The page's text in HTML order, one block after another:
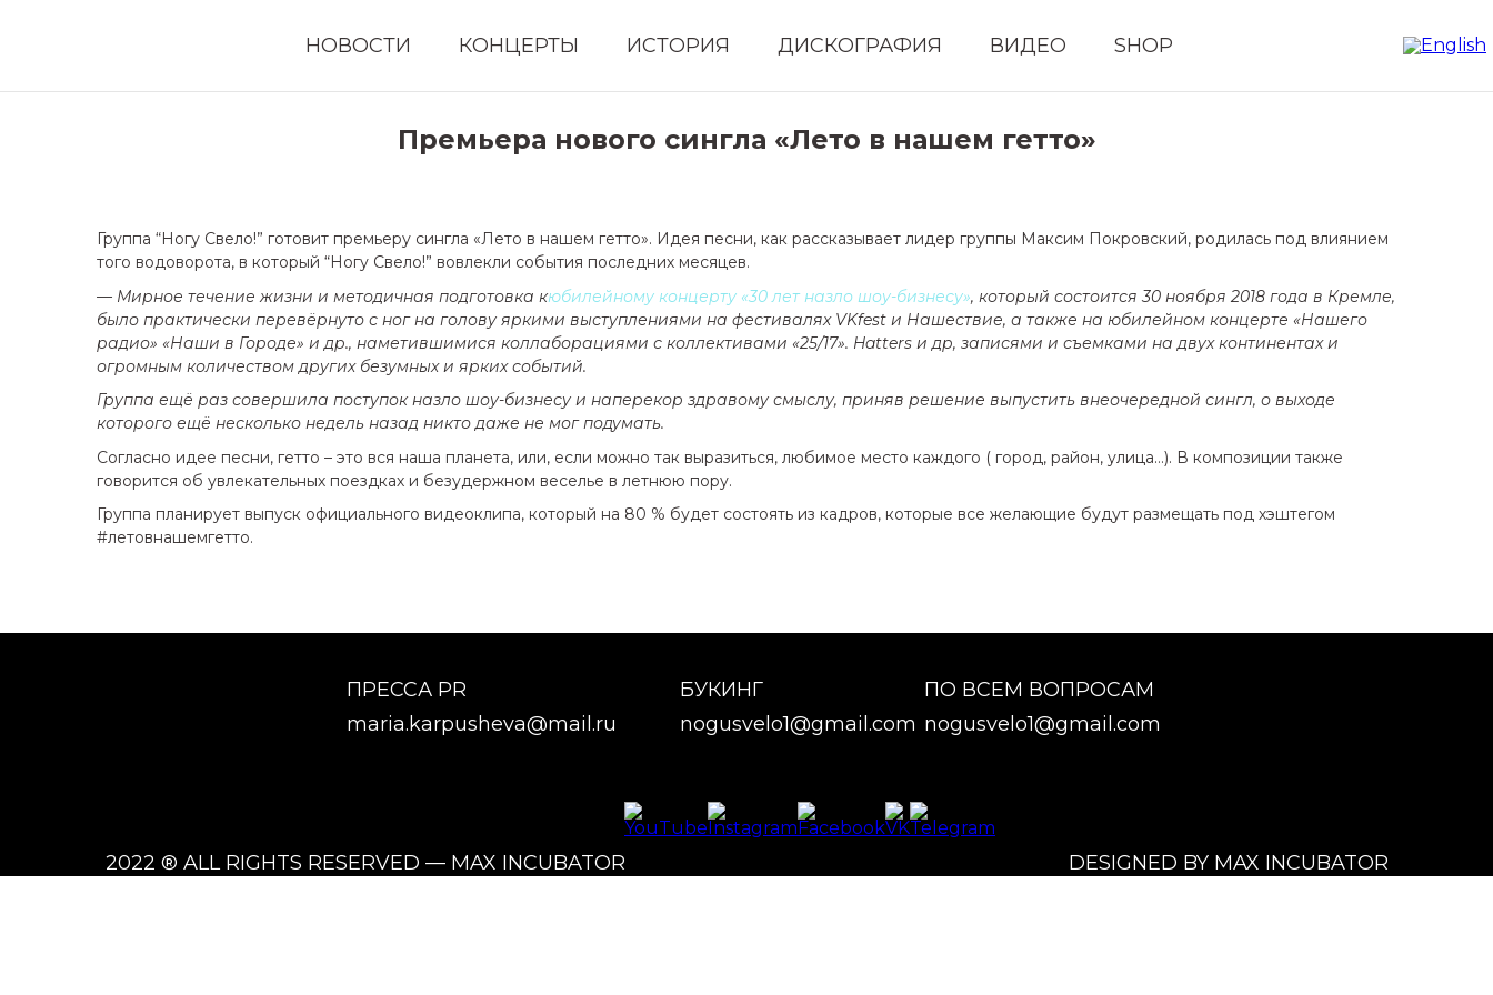
НОВОСТИ КОНЦЕРТЫ ИСТОРИЯ ДИСКОГРАФИЯ ВИДЕО SHOP
Премьера нового сингла «Лето в нашем гетто»
Группа “Ногу Свело!” готовит премьеру сингла «Лето в нашем гетто». Идея песни, как рассказывает лидер группы Максим Покровский, родилась под влиянием
того водоворота, в который “Ногу Свело!” вовлекли события последних месяцев.
— Мирное течение жизни и методичная подготовка кюбилейному концерту «30 лет назло шоу-бизнесу», который состоится 30 ноября 2018 года в Кремле,
было практически перевёрнуто с ног на голову яркими выступлениями на фестивалях VKfest и Нашествие, а также на юбилейном концерте «Нашего
радио» «Наши в Городе» и др., наметившимися коллаборациями с коллективами «25/17». Hatters и др, записями и съемками на двух континентах и
огромным количеством других безумных и ярких событий.
Группа ещё раз совершила поступок назло шоу-бизнесу и наперекор здравому смыслу, приняв решение выпустить внеочередной сингл, о выходе
которого ещё несколько недель назад никто даже не мог подумать.
Согласно идее песни, гетто – это вся наша планета, или, если можно так выразиться, любимое место каждого ( город, район, улица…). В композиции также
говорится об увлекательных поездках и безудержном веселье в летнюю пору.
Группа планирует выпуск официального видеоклипа, который на 80 % будет состоять из кадров, которые все желающие будут размещать под хэштегом
#летовнашемгетто.
ПРЕССА PR
maria.karpusheva@mail.ru
БУКИНГ
nogusvelo1@gmail.com
ПО ВСЕМ ВОПРОСАМ
nogusvelo1@gmail.com
2022 ® ALL RIGHTS RESERVED — MAX INCUBATOR DESIGNED BY MAX INCUBATOR